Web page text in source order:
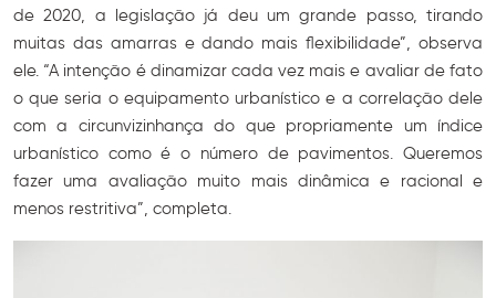
de 2020, a legislação já deu um grande passo, tirando
muitas das amarras e dando mais flexibilidade”, observa
ele. “A intenção é dinamizar cada vez mais e avaliar de fato
o que seria o equipamento urbanístico e a correlação dele
com a circunvizinhança do que propriamente um índice
urbanístico como é o número de pavimentos. Queremos
fazer uma avaliação muito mais dinâmica e racional e
menos restritiva”, completa.